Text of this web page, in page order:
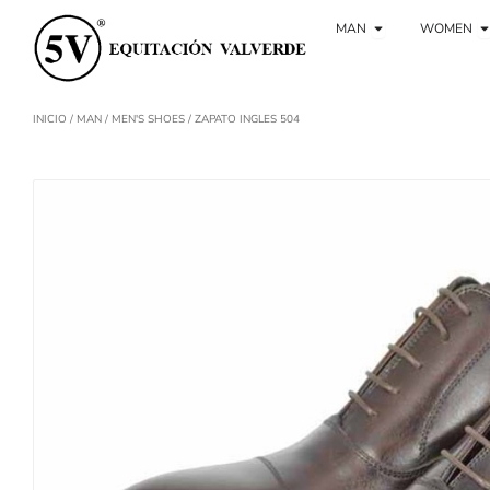
contenido
MAN Öffnen Sie
WOMEN
INICIO / MAN / MEN'S SHOES / ZAPATO INGLES 504